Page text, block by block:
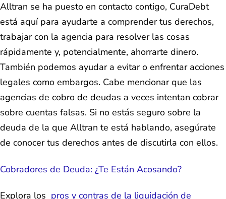
Alltran se ha puesto en contacto contigo, CuraDebt
está aquí para ayudarte a comprender tus derechos,
trabajar con la agencia para resolver las cosas
rápidamente y, potencialmente, ahorrarte dinero.
También podemos ayudar a evitar o enfrentar acciones
legales como embargos. Cabe mencionar que las
agencias de cobro de deudas a veces intentan cobrar
sobre cuentas falsas. Si no estás seguro sobre la
deuda de la que Alltran te está hablando, asegúrate
de conocer tus derechos antes de discutirla con ellos.
Cobradores de Deuda: ¿Te Están Acosando?
Explora los pros y contras de la liquidación de